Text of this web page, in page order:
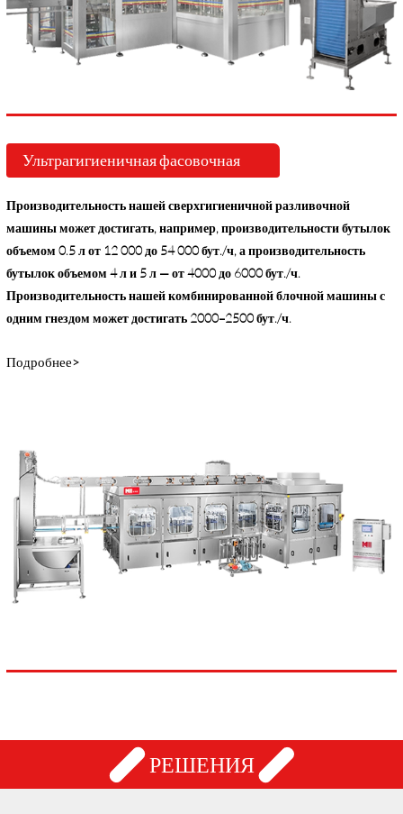
Ультрагигиеничная фасовочная
Производительность нашей сверхгигиеничной разливочной
машины может достигать, например, производительности бутылок
объемом 0.5 л от 12 000 до 54 000 бут./ч, а производительность
бутылок объемом 4 л и 5 л — от 4000 до 6000 бут./ч.
Производительность нашей комбинированной блочной машины с
одним гнездом может достигать 2000–2500 бут./ч.
Подробнее>
РЕШЕНИЯ